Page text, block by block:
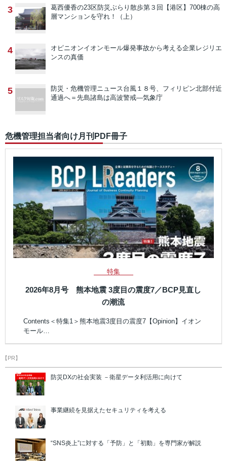
3 葛西優香の23区防災ぶらり散歩第３回【港区】700棟の高
層マンションを守れ！（上）
4 オピニオンイオンモール爆発事故から考える企業レジリエ
ンスの真価
5 防災・危機管理ニュース台風１８号、フィリピン北部付近
通過へ＝先島諸島は高波警戒―気象庁
危機管理担当者向け月刊PDF冊子
特集
2026年8月号 熊本地震 3度目の震度7／BCP見直し
の潮流
Contents＜特集1＞熊本地震3度目の震度7【Opinion】イオン
モール…
【PR】
防災DXの社会実装 －衛星データ利活用に向けて
事業継続を見据えたセキュリティを考える
“SNS炎上”に対する「予防」と「初動」を専門家が解説